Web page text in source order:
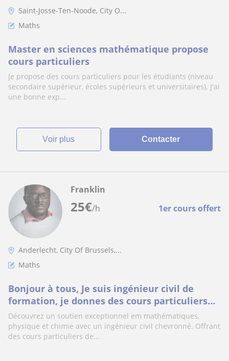
Saint-Josse-Ten-Noode, City O...
Maths
Master en sciences mathématique propose
cours particuliers
Je propose des cours particuliers pour les étudiants (niveau
secondaire supérieur, écoles supérieurs et universitaires). J'ai
une bonne exp...
voir plus Contacter
25€/h 1er cours offert
Franklin
Anderlecht, City Of Brussels,...
Maths
Bonjour à tous, Je suis ingénieur civil de
formation, je donnes des cours particuliers
en Maths, Physique er chimie
Découvrez un soutien exceptionnel em mathématiques,
physique et chimie avec un ingénieur civil chevronné. Offrant
des cours particuliers de...